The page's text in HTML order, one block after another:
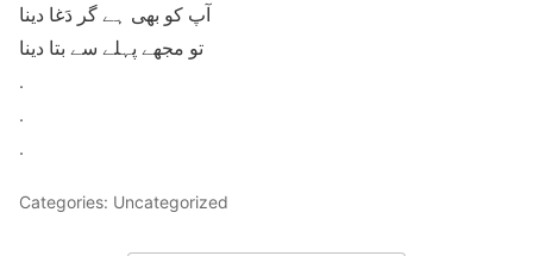
آپ کو بھی ہے گر دَغا دینا
تو مجھے پہلے سے بتا دینا
.
.
.
Categories: Uncategorized